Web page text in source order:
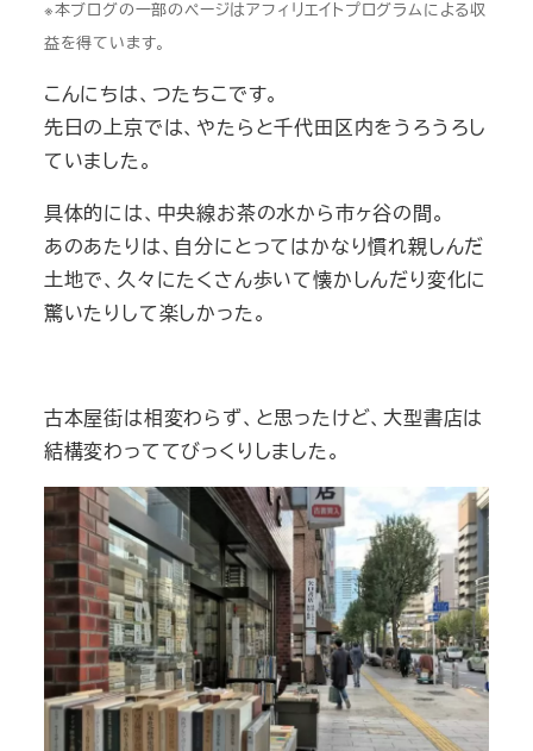
※本ブログの一部のページはアフィリエイトプログラムによる収
益を得ています。
こんにちは、つたちこです。
先日の上京では、やたらと千代田区内をうろうろし
ていました。
具体的には、中央線お茶の水から市ヶ谷の間。
あのあたりは、自分にとってはかなり慣れ親しんだ
土地で、久々にたくさん歩いて懐かしんだり変化に
驚いたりして楽しかった。
古本屋街は相変わらず、と思ったけど、大型書店は
結構変わっててびっくりしました。